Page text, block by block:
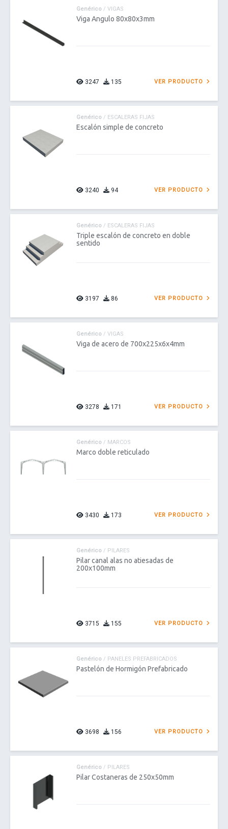
Genérico / VIGAS
Viga Angulo 80x80x3mm
3247 135 VER PRODUCTO
Genérico / ESCALERAS FIJAS
Escalón simple de concreto
3240 94 VER PRODUCTO
Genérico / ESCALERAS FIJAS
Triple escalón de concreto en doble
sentido
3197 86 VER PRODUCTO
Genérico / VIGAS
Viga de acero de 700x225x6x4mm
3278 171 VER PRODUCTO
Genérico / MARCOS
Marco doble reticulado
3430 173 VER PRODUCTO
Genérico / PILARES
Pilar canal alas no atiesadas de
200x100mm
3715 155 VER PRODUCTO
Genérico / PANELES PREFABRICADOS
Pastelón de Hormigón Prefabricado
3698 156 VER PRODUCTO
Genérico / PILARES
Pilar Costaneras de 250x50mm